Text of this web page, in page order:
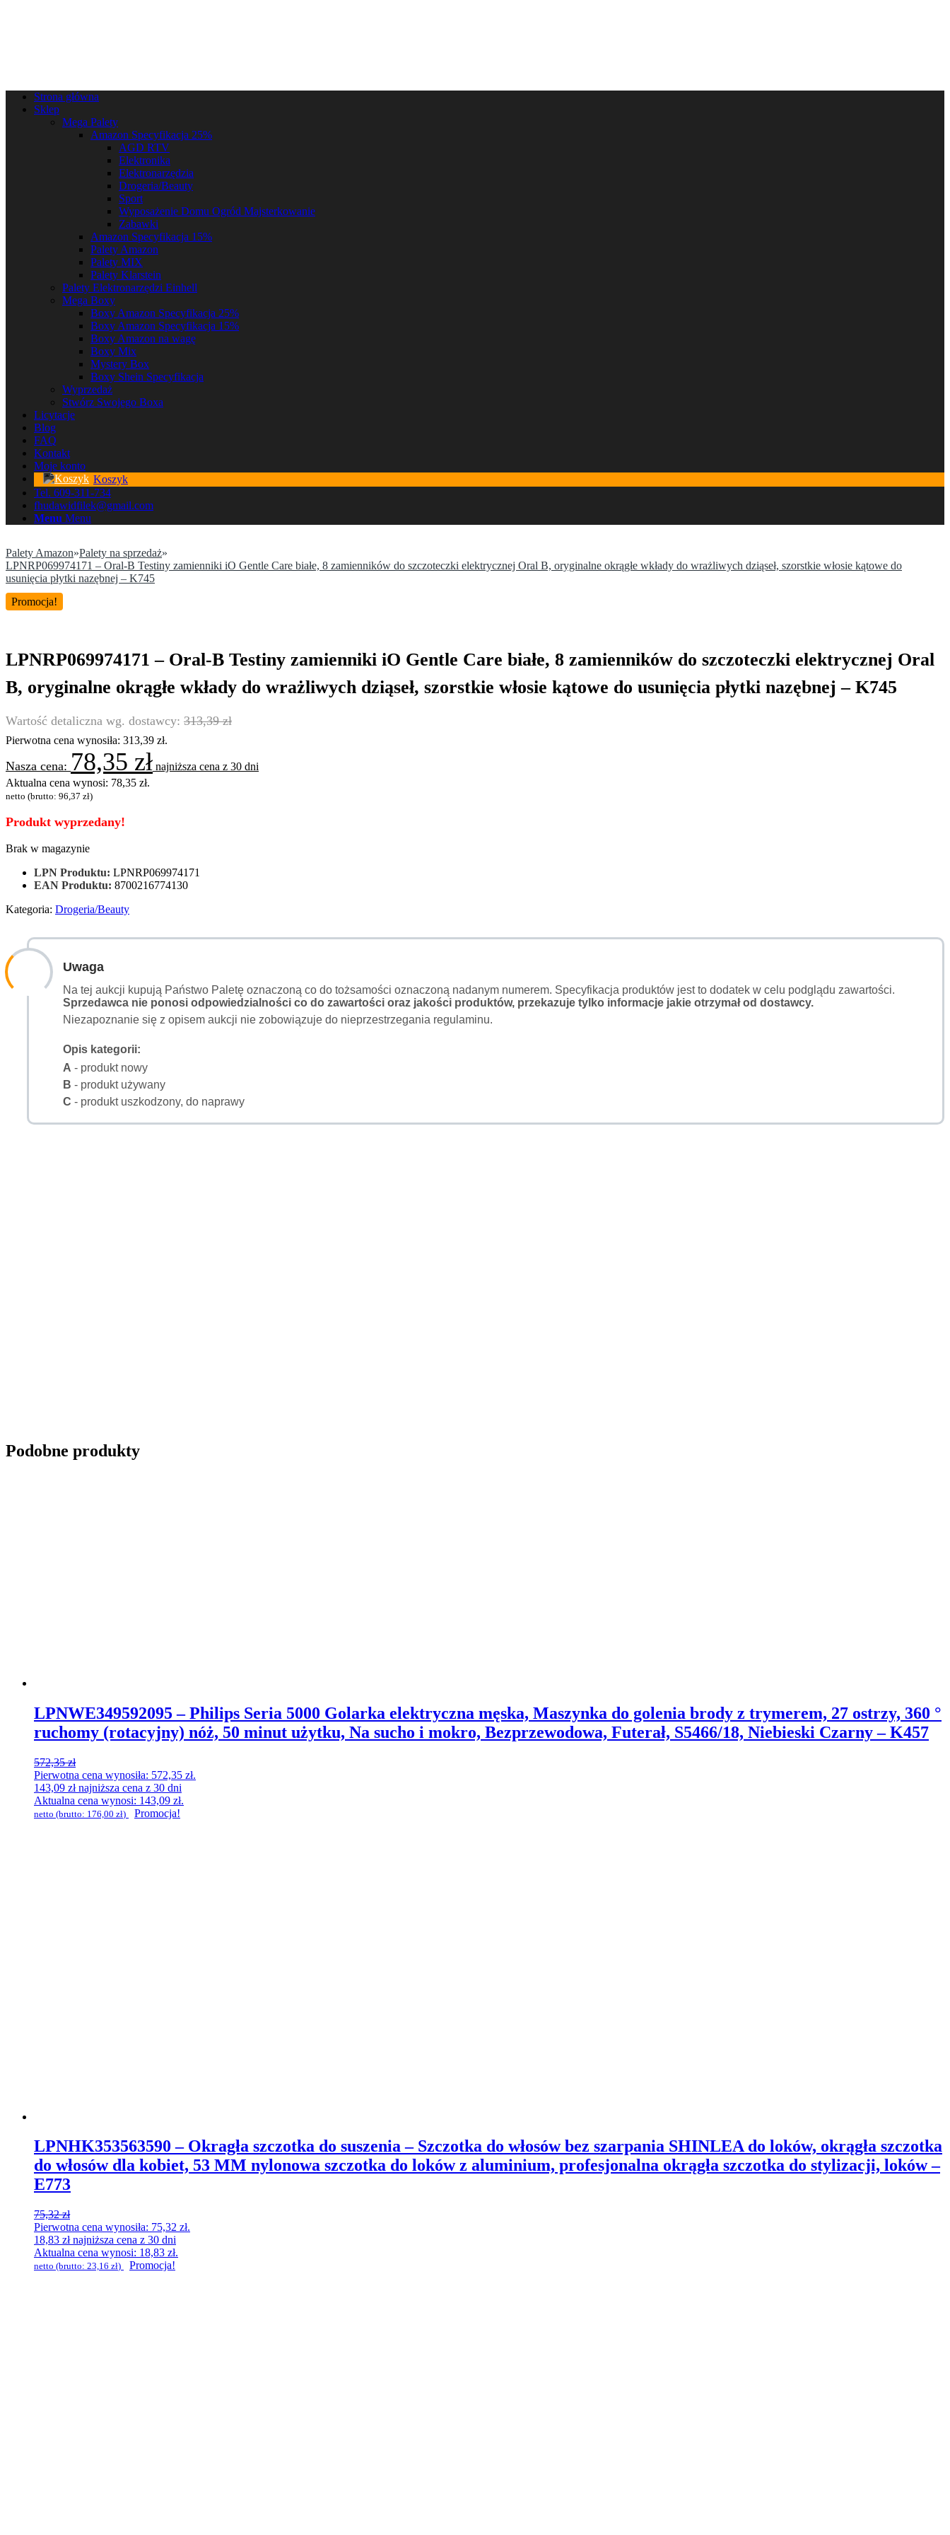
Strona główna
Sklep
Mega Palety
Amazon Specyfikacja 25%
AGD RTV
Elektronika
Elektronarzędzia
Drogeria/Beauty
Sport
Wyposażenie Domu Ogród Majsterkowanie
Zabawki
Amazon Specyfikacja 15%
Palety Amazon
Palety MIX
Palety Klarstein
Palety Elektronarzędzi Einhell
Mega Boxy
Boxy Amazon Specyfikacja 25%
Boxy Amazon Specyfikacja 15%
Boxy Amazon na wagę
Boxy Mix
Mystery Box
Boxy Shein Specyfikacja
Wyprzedaż
Stwórz Swojego Boxa
Licytacje
Blog
FAQ
Kontakt
Moje konto
Koszyk
Tel. 609-311-734
fhudawidfilek@gmail.com
Menu Menu
Palety Amazon»Palety na sprzedaż»
LPNRP069974171 – Oral-B Testiny zamienniki iO Gentle Care białe, 8 zamienników do szczoteczki elektrycznej Oral B, oryginalne okrągłe wkłady do wrażliwych dziąseł, szorstkie włosie kątowe do
usunięcia płytki nazębnej – K745
Promocja!
LPNRP069974171 – Oral-B Testiny zamienniki iO Gentle Care białe, 8 zamienników do szczoteczki elektrycznej Oral
B, oryginalne okrągłe wkłady do wrażliwych dziąseł, szorstkie włosie kątowe do usunięcia płytki nazębnej – K745
313,39zł
Pierwotna cena wynosiła: 313,39 zł.
78,35 zł najniższa cena z 30 dni
Aktualna cena wynosi: 78,35 zł.
netto (brutto: 96,37 zł)
Produkt wyprzedany!
Brak w magazynie
LPN Produktu: LPNRP069974171
EAN Produktu: 8700216774130
Kategoria: Drogeria/Beauty
Uwaga
Na tej aukcji kupują Państwo Paletę oznaczoną co do tożsamości oznaczoną nadanym numerem. Specyfikacja produktów jest to dodatek w celu podglądu zawartości.
Sprzedawca nie ponosi odpowiedzialności co do zawartości oraz jakości produktów, przekazuje tylko informacje jakie otrzymał od dostawcy.
Niezapoznanie się z opisem aukcji nie zobowiązuje do nieprzestrzegania regulaminu.
Opis kategorii:
A - produkt nowy
B - produkt używany
C - produkt uszkodzony, do naprawy
Podobne produkty
LPNWE349592095 – Philips Seria 5000 Golarka elektryczna męska, Maszynka do golenia brody z trymerem, 27 ostrzy, 360 °
ruchomy (rotacyjny) nóż, 50 minut użytku, Na sucho i mokro, Bezprzewodowa, Futerał, S5466/18, Niebieski Czarny – K457
572,35zł
Pierwotna cena wynosiła: 572,35 zł.
143,09 złnajniższa cena z 30 dni
Aktualna cena wynosi: 143,09 zł.
netto (brutto: 176,00 zł) Promocja!
LPNHK353563590 – Okragła szczotka do suszenia – Szczotka do włosów bez szarpania SHINLEA do loków, okrągła szczotka
do włosów dla kobiet, 53 MM nylonowa szczotka do loków z aluminium, profesjonalna okrągła szczotka do stylizacji, loków –
E773
75,32zł
Pierwotna cena wynosiła: 75,32 zł.
18,83 złnajniższa cena z 30 dni
Aktualna cena wynosi: 18,83 zł.
netto (brutto: 23,16 zł) Promocja!